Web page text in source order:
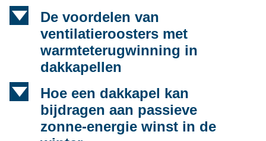
d
De voordelen van
ventilatieroosters met
warmteterugwinning in
dakkapellen
d
Hoe een dakkapel kan
bijdragen aan passieve
zonne-energie winst in de